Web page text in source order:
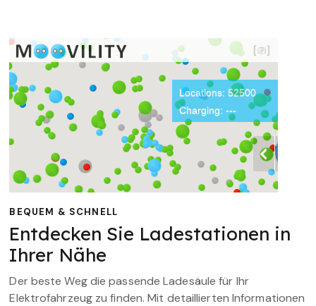
BEQUEM & SCHNELL
Entdecken Sie Ladestationen in
Ihrer Nähe
Der beste Weg die passende Ladesäule für Ihr
Elektrofahrzeug zu finden. Mit detaillierten Informationen